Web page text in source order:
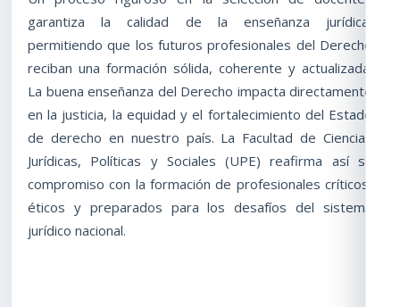
garantiza la calidad de la enseñanza jurídica,
permitiendo que los futuros profesionales del Derecho
reciban una formación sólida, coherente y actualizada.
La buena enseñanza del Derecho impacta directamente
en la justicia, la equidad y el fortalecimiento del Estado
de derecho en nuestro país. La Facultad de Ciencias
Jurídicas, Políticas y Sociales (UPE) reafirma así su
compromiso con la formación de profesionales críticos,
éticos y preparados para los desafíos del sistema
jurídico nacional.